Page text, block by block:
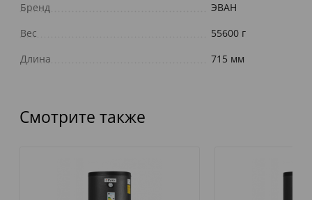
Бренд
ЭВАН
Вес
55600 г
Длина
715 мм
Смотрите также